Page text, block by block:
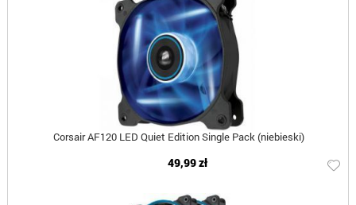
Corsair AF120 LED Quiet Edition Single Pack (niebieski)
49,99 zł